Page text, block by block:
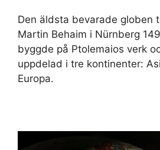
Den äldsta bevarade globen
Martin Behaim i Nürnberg
byggde på Ptolemaios verk
uppdelad i tre kontinenter:
Europa.